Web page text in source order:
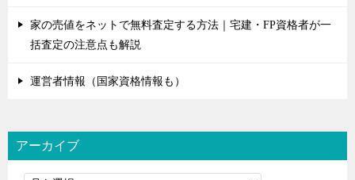
家の売値をネットで無料査定する方法｜宅建・FP資格者が一
括査定の注意点も解説
運営者情報（国家資格情報も）
アーカイブ